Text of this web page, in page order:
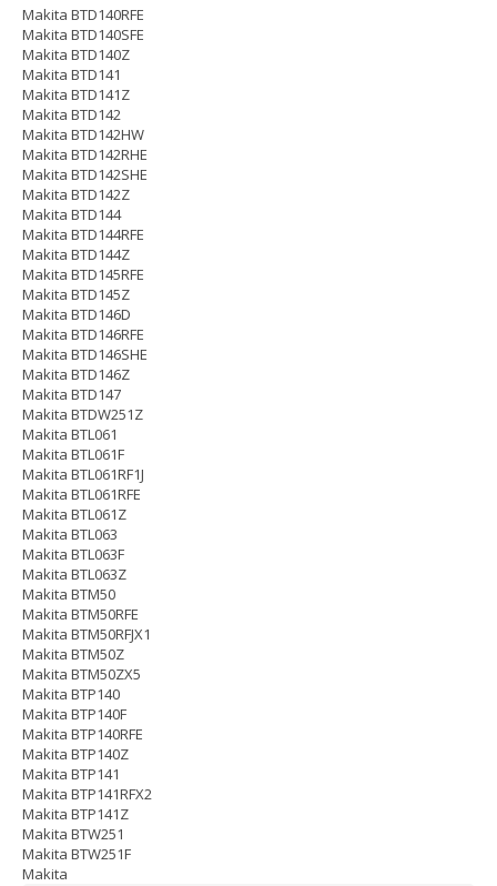
Makita BTD140RFE
Makita BTD140SFE
Makita BTD140Z
Makita BTD141
Makita BTD141Z
Makita BTD142
Makita BTD142HW
Makita BTD142RHE
Makita BTD142SHE
Makita BTD142Z
Makita BTD144
Makita BTD144RFE
Makita BTD144Z
Makita BTD145RFE
Makita BTD145Z
Makita BTD146D
Makita BTD146RFE
Makita BTD146SHE
Makita BTD146Z
Makita BTD147
Makita BTDW251Z
Makita BTL061
Makita BTL061F
Makita BTL061RF1J
Makita BTL061RFE
Makita BTL061Z
Makita BTL063
Makita BTL063F
Makita BTL063Z
Makita BTM50
Makita BTM50RFE
Makita BTM50RFJX1
Makita BTM50Z
Makita BTM50ZX5
Makita BTP140
Makita BTP140F
Makita BTP140RFE
Makita BTP140Z
Makita BTP141
Makita BTP141RFX2
Makita BTP141Z
Makita BTW251
Makita BTW251F
Makita